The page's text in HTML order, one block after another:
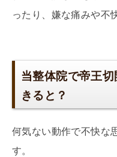
ったり、嫌な痛みや不
当整体院で帝王
きると？
何気ない動作で不快な
す。